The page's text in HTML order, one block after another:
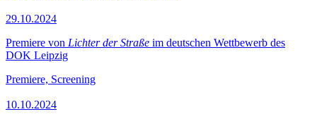
29.10.2024
Premiere von Lichter der Straße im deutschen Wettbewerb des
DOK Leipzig
Premiere, Screening
10.10.2024